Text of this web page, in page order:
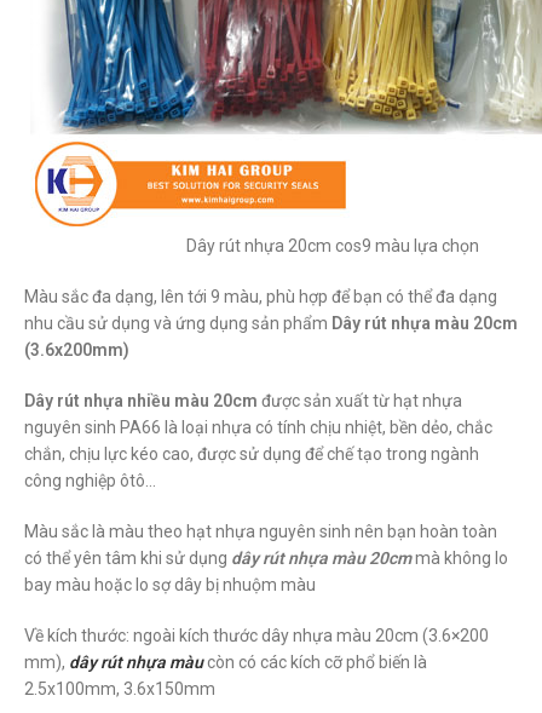
Dây rút nhựa 20cm cos9 màu lựa chọn
Màu sắc đa dạng, lên tới 9 màu, phù hợp để bạn có thể đa dạng
nhu cầu sử dụng và ứng dụng sản phẩm Dây rút nhựa màu 20cm
(3.6x200mm)
Dây rút nhựa nhiều màu 20cm được sản xuất từ hạt nhựa
nguyên sinh PA66 là loại nhựa có tính chịu nhiệt, bền dẻo, chắc
chắn, chịu lực kéo cao, được sử dụng để chế tạo trong ngành
công nghiệp ôtô…
Màu sắc là màu theo hạt nhựa nguyên sinh nên bạn hoàn toàn
có thể yên tâm khi sử dụng dây rút nhựa màu 20cmmà không lo
bay màu hoặc lo sợ dây bị nhuộm màu
Về kích thước: ngoài kích thước dây nhựa màu 20cm (3.6×200
mm), dây rút nhựa màucòn có các kích cỡ phổ biến là
2.5x100mm, 3.6x150mm